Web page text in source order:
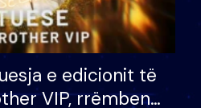
e edicionit të
VIP, rrëmben